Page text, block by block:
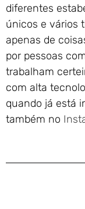
diferentes
únicos e vários
apenas de
por pessoas
trabalham
com alta
quando já está
também no